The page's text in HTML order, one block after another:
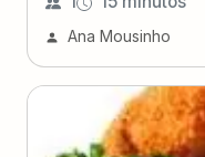
Ana Mousinho